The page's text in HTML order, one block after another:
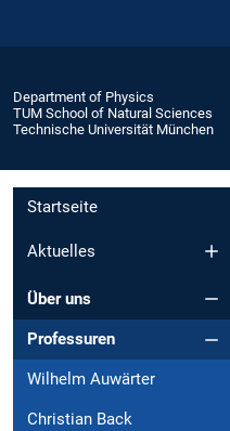
Department of Physics
TUM School of Natural Sciences
Technische Universität München
Startseite
Aktuelles
Über uns
Professuren
Wilhelm Auwärter
Christian Back